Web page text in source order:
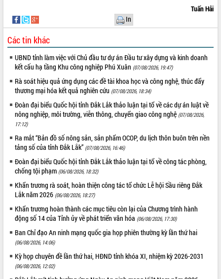
mạng Việt Nam
Đắk Lắk sơ kết 4 năm triển khai thực
hiện Đề án 06 của Chính phủ
Họp báo thông tin về Hội nghị Công bố
Quy hoạch và Xúc tiến đầu tư tỉnh Đắk
Lắk
Khơi thông điểm nghẽn, đẩy nhanh
giải ngân vốn khắc phục thiên tai
HĐND tỉnh thông qua điều chỉnh Quy
hoạch tỉnh thời kỳ 2021-2030
Hội thảo góp ý hồ sơ điều chỉnh quy
hoạch tỉnh Đắk Lắk thời kỳ 2021-2030,
tầm nhìn đến năm 2050
Nâng cao hiệu quả hoạt động của các
doanh nghiệp nhà nước
Hội nghị triển khai kết nối mạng
truyền số liệu chuyên dùng phục vụ cơ
quan Đảng, Nhà nước
Lễ phát động chuỗi hoạt động chung
tay làm sạch môi trường
Xã Ea Kar bước chuyển mình trong
công tác cải cách hành chính mô hình
mới
UBND tỉnh họp báo định kỳ tháng 4
năm 2026
Tuấn Hải
In
Các tin khác
UBND tỉnh làm việc với Chủ đầu tư dự án Đầu tư xây dựng và kinh doanh
kết cấu hạ tầng Khu công nghiệp Phú Xuân (07/08/2026, 19:47)
Rà soát hiệu quả ứng dụng các đề tài khoa học và công nghệ, thúc đẩy
thương mại hóa kết quả nghiên cứu (07/08/2026, 18:34)
Đoàn đại biểu Quốc hội tỉnh Đắk Lắk thảo luận tại tổ về các dự án luật về
nông nghiệp, môi trường, viễn thông, chuyển giao công nghệ (07/08/2026,
17:12)
Ra mắt “Bản đồ số nông sản, sản phẩm OCOP, du lịch thôn buôn trên nền
tảng số của tỉnh Đắk Lắk” (07/08/2026, 16:46)
Đoàn đại biểu Quốc hội tỉnh Đắk Lắk thảo luận tại tổ về công tác phòng,
chống tội phạm (06/08/2026, 18:32)
Khẩn trương rà soát, hoàn thiện công tác tổ chức Lễ hội Sầu riêng Đắk
Lắk năm 2026 (06/08/2026, 18:27)
Khẩn trương hoàn thành các mục tiêu còn lại của Chương trình hành
động số 14 của Tỉnh ủy về phát triển văn hóa (06/08/2026, 17:30)
Ban Chỉ đạo An ninh mạng quốc gia họp phiên thường kỳ lần thứ hai
(06/08/2026, 14:06)
Kỳ họp chuyên đề lần thứ hai, HĐND tỉnh khóa XI, nhiệm kỳ 2026-2031
(06/08/2026, 12:02)